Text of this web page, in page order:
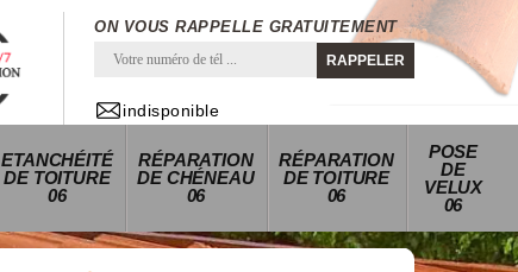
ON VOUS RAPPELLE GRATUITEMENT
indisponible
ETANCHÉITÉ
DE TOITURE
06
RÉPARATION
DE CHÉNEAU
06
RÉPARATION
DE TOITURE
06
POSE
DE
VELUX
06